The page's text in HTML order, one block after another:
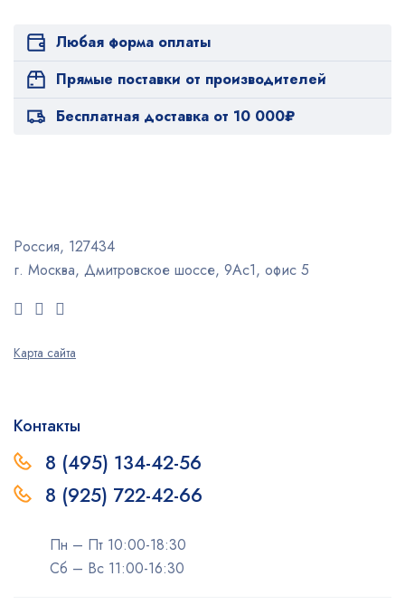
Любая форма оплаты
Прямые поставки от производителей
Бесплатная доставка от 10 000₽
Россия, 127434
г. Москва, Дмитровское шоссе, 9Ас1, офис 5
Карта сайта
Контакты
8 (495) 134-42-56
8 (925) 722-42-66
Пн – Пт 10:00-18:30
Сб – Вс 11:00-16:30